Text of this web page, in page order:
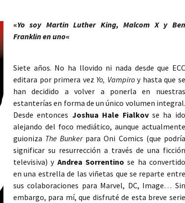
«Yo soy Martin Luther King, Malcom X y Ben
Franklin en uno«
Siete años. No ha llovido ni nada desde que ECC
editara por primera vez Yo, Vampiroy hasta que se
han decidido a volver a ponerla en nuestras
estanterías en forma de un único volumen integral.
Desde entonces Joshua Hale Fialkovse ha ido
alejando del foco mediático, aunque actualmente
guioniza The Bunkerpara Oni Comics (que podría
significar su resurrección a través de una ficción
televisiva) y Andrea Sorrentino se ha convertido
en una estrella de las viñetas que se reparte entre
sus colaboraciones para Marvel, DC, Image… Sin
embargo, para mí, que disfruté de esta breve serie